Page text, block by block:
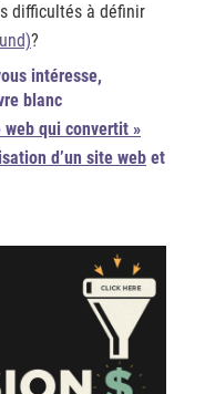
difficultés à définir
?
intéresse,
blanc
web qui convertit »
d’un site web et